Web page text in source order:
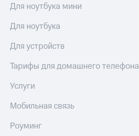
Для ноутбука мини
Для ноутбука
Для устройств
Тарифы для домашнего телефона
Услуги
Мобильная связь
Роуминг